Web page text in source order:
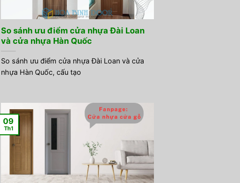
So sánh ưu điểm cửa nhựa Đài Loan
và cửa nhựa Hàn Quốc
So sánh ưu điểm cửa nhựa Đài Loan và cửa
nhựa Hàn Quốc, cấu tạo
09
Th1